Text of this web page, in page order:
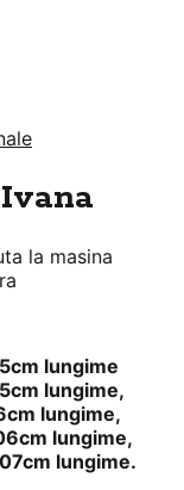
la masina
lungime
lungime,
lungime,
lungime,
lungime.